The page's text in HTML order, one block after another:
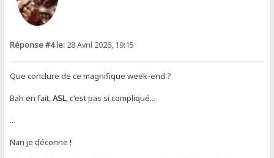
Réponse #4 le: 28 Avril 2026, 19:15
Que conclure de ce magnifique week-end ?
Bah en fait,ASL, c'est pas si compliqué...
...
Nan je déconne !